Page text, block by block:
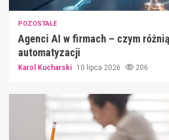
POZOSTAŁE
Agenci AI w firmach – czym
automatyzacji
Karol Kucharski 10 lipca 2026 206